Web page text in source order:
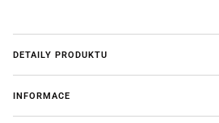
DETAILY PRODUKTU
INFORMACE